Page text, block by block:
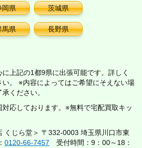
岡県 茨城県
馬県 長野県
上記の1都9県に出張可能です。詳しく
い。 ※内容によってはご希望にそえない場
ください。
応しております。※無料で宅配買取キッ
くじら堂＞ 〒332-0003 埼玉県川口市東
0120-66-7457 受付時間：9：00～18：